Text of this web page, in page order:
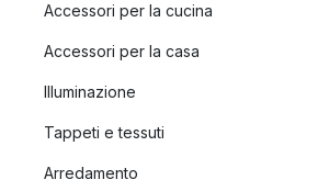
Accessori per la cucina
Accessori per la casa
Illuminazione
Tappeti e tessuti
Arredamento